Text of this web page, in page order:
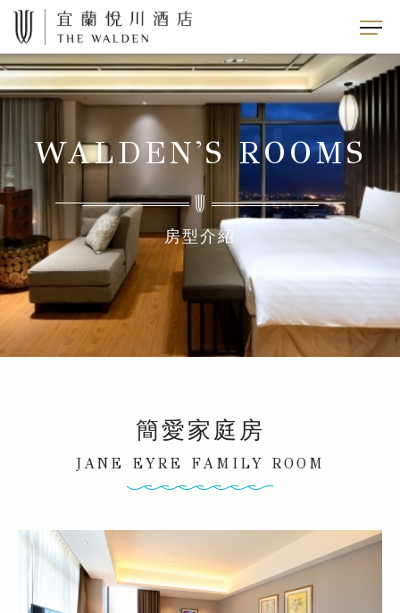
WALDEN'S ROOMS
房型介紹
簡愛家庭房
JANE EYRE FAMILY ROOM